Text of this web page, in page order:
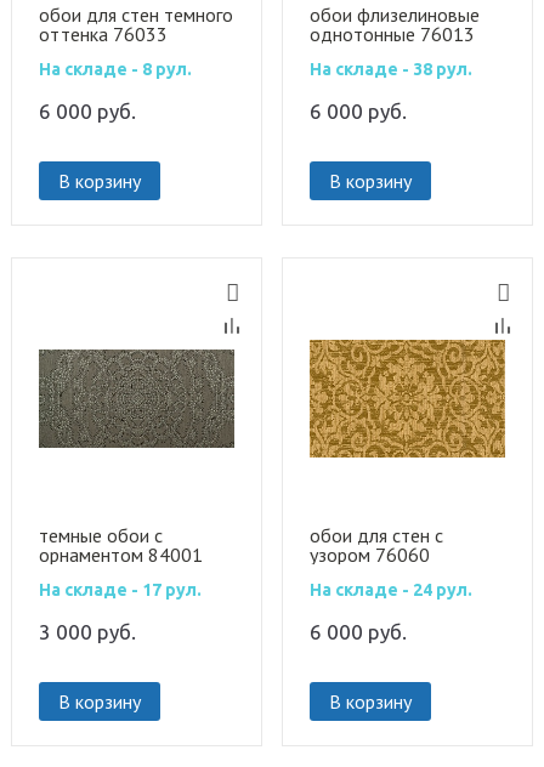
обои для стен темного
оттенка 76033
На складе - 8 рул.
6 000 руб.
В корзину
обои флизелиновые
однотонные 76013
На складе - 38 рул.
6 000 руб.
В корзину
темные обои с
орнаментом 84001
На складе - 17 рул.
3 000 руб.
В корзину
обои для стен с
узором 76060
На складе - 24 рул.
6 000 руб.
В корзину